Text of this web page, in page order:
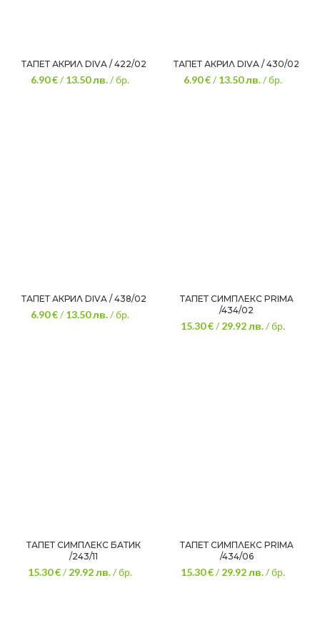
ТАПЕТ АКРИЛ DIVA / 422/02
6.90 €/13.50лв./ бр.
ТАПЕТ АКРИЛ DIVA / 430/02
6.90 €/13.50лв./ бр.
ТАПЕТ АКРИЛ DIVA / 438/02
6.90 €/13.50лв./ бр.
ТАПЕТ СИМПЛЕКС PRIMA
/434/02
15.30 €/29.92лв./ бр.
ТАПЕТ СИМПЛЕКС БАТИК
/243/11
15.30 €/29.92лв./ бр.
ТАПЕТ СИМПЛЕКС PRIMA
/434/06
15.30 €/29.92лв./ бр.